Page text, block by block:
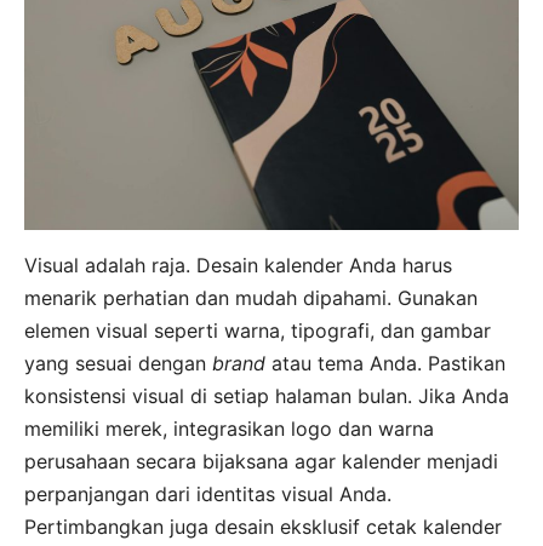
Visual adalah raja. Desain kalender Anda harus
menarik perhatian dan mudah dipahami. Gunakan
elemen visual seperti warna, tipografi, dan gambar
yang sesuai dengan brand atau tema Anda. Pastikan
konsistensi visual di setiap halaman bulan. Jika Anda
memiliki merek, integrasikan logo dan warna
perusahaan secara bijaksana agar kalender menjadi
perpanjangan dari identitas visual Anda.
Pertimbangkan juga desain eksklusif cetak kalender